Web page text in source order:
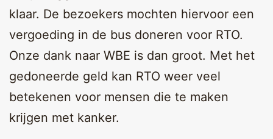
klaar. De bezoekers mochten hiervoor een
vergoeding in de bus doneren voor RTO.
Onze dank naar WBE is dan groot. Met het
gedoneerde geld kan RTO weer veel
betekenen voor mensen die te maken
krijgen met kanker.